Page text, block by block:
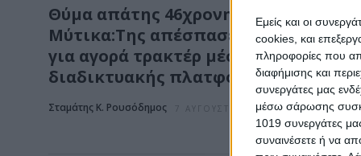
Εμείς και οι
cookies, και
πληροφορίες που
διαφήμισης και
συνεργάτες μας
μέσω σάρωσης
1019 συνεργάτες
συναινέσετε ή να
Θύμα απάτης 46χρονη από το
Μύτικα:Της απέσπασε 2.480 ευρώ
για αγορά τρακτέρ μέσω
διαδικτυακής πλατφόρμας
Σταμάτης Κ. Ρουσόδημος 7 ΑΥΓΟΎΣΤΟΥ 2026